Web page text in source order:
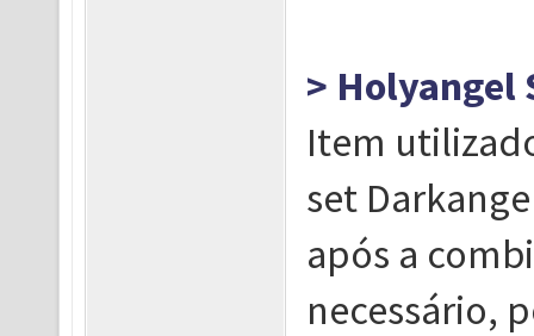
> Holyangel
Item
set
após a
necessário,